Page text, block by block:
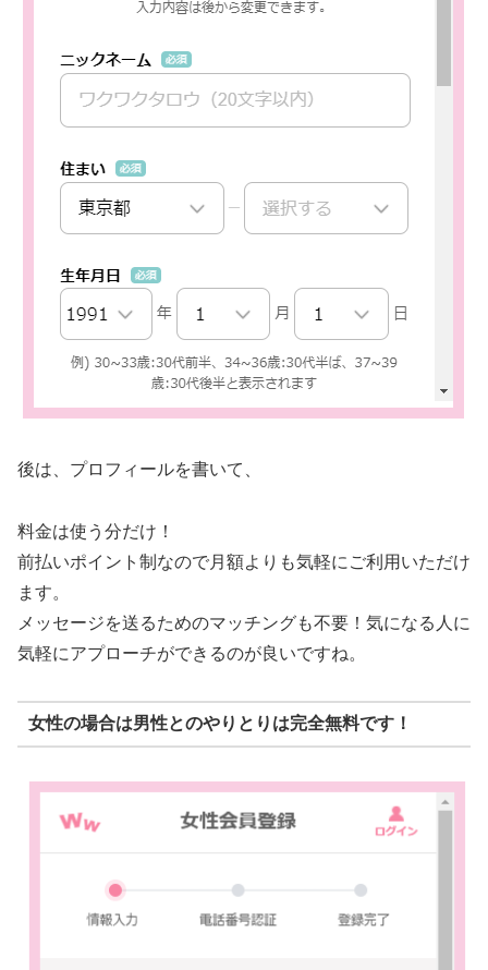
後は、プロフィールを書いて、
料金は使う分だけ！
前払いポイント制なので月額よりも気軽にご利用いただけ
ます。
メッセージを送るためのマッチングも不要！気になる人に
気軽にアプローチができるのが良いですね。
女性の場合は男性とのやりとりは完全無料です！